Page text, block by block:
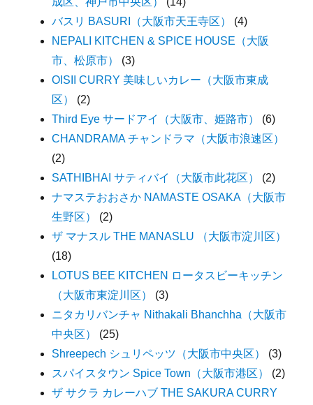
バスリ BASURI（大阪市天王寺区）
(4)
NEPALI KITCHEN & SPICE HOUSE（大阪
市、松原市）
(3)
OISII CURRY 美味しいカレー（大阪市東成
区）
(2)
Third Eye サードアイ（大阪市、姫路市）
(6)
CHANDRAMA チャンドラマ（大阪市浪速区）
(2)
SATHIBHAI サティバイ（大阪市此花区）
(2)
ナマステおおさか NAMASTE OSAKA（大阪市
生野区）
(2)
ザ マナスル THE MANASLU （大阪市淀川区）
(18)
LOTUS BEE KITCHEN ロータスビーキッチン
（大阪市東淀川区）
(3)
ニタカリバンチャ Nithakali Bhanchha（大阪市
中央区）
(25)
Shreepech シュリペッツ（大阪市中央区）
(3)
スパイスタウン Spice Town（大阪市港区）
(2)
ザ サクラ カレーハブ THE SAKURA CURRY